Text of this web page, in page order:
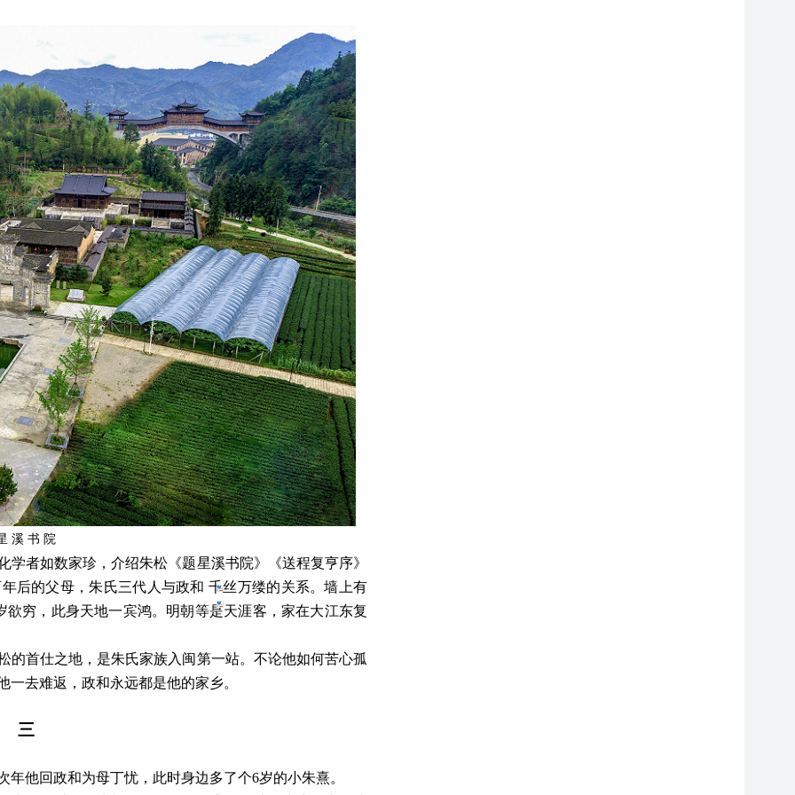
溪 书 院
者如数家珍，介绍朱松《题星溪书院》《送程复亨序》
后的父母，朱氏三代人与政和 千丝万缕的关系。墙上有
欲穷，此身天地一宾鸿。明朝等是天涯客，家在大江东复
的首仕之地，是朱氏家族入闽第一站。不论他如何苦心孤
去难返，政和永远都是他的家乡。
三
年他回政和为母丁忧，此时身边多了个6岁的小朱熹。